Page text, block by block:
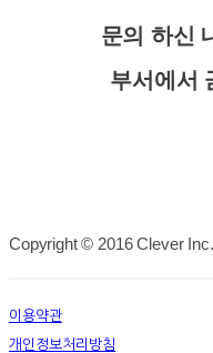
문의 하신
부서에서
Copyright © 2016 Clever Inc.
이용약관
개인정보처리방침